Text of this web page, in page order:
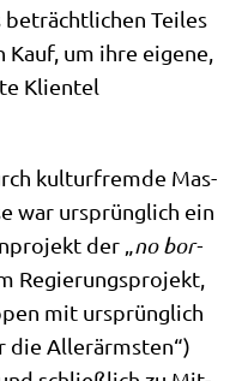
Tei­les
um ihre eige­ne,
Kli­en­tel
kul­tur­frem­de Mas­
war ursprüng­lich ein
der „ no bor­
Regie­rungs­pro­jekt,
mit ursprüng­lich
die Aller­ärm­sten“)